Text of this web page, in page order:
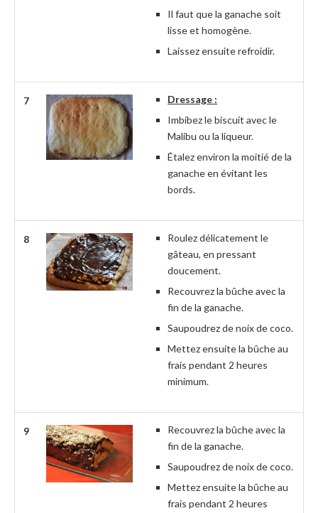
Il faut que la ganache soit
lisse et homogène.
Laissez ensuite refroidir.
7
Dressage :
Imbibez le biscuit avec le
Malibu ou la liqueur.
Étalez environ la moitié de la
ganache en évitant les
bords.
8
Roulez délicatement le
gâteau, en pressant
doucement.
Recouvrez la bûche avec la
fin de la ganache.
Saupoudrez de noix de coco.
Mettez ensuite la bûche au
frais pendant 2 heures
minimum.
9
Recouvrez la bûche avec la
fin de la ganache.
Saupoudrez de noix de coco.
Mettez ensuite la bûche au
frais pendant 2 heures